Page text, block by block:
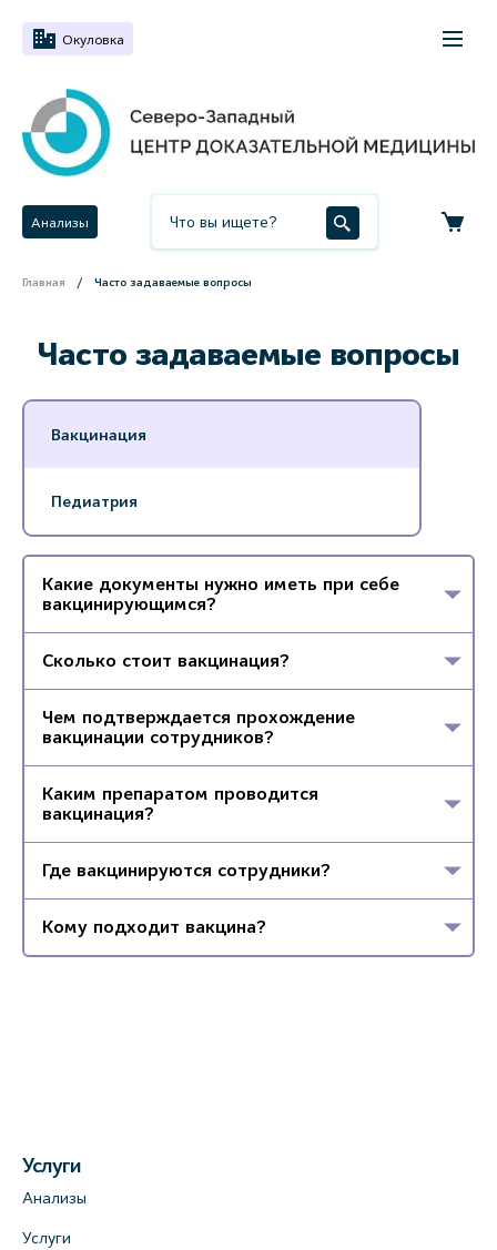
Окуловка
Анализы
Главная Часто задаваемые вопросы
Часто задаваемые вопросы
Вакцинация
Педиатрия
Какие документы нужно иметь при себе
вакцинирующимся?
Сколько стоит вакцинация?
Чем подтверждается прохождение
вакцинации сотрудников?
Каким препаратом проводится
вакцинация?
Где вакцинируются сотрудники?
Кому подходит вакцина?
Услуги
Анализы
Услуги